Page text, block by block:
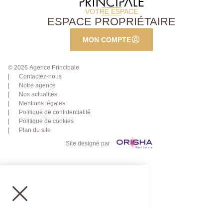
VOTRE ESPACE
ESPACE PROPRIÉTAIRE
MON COMPTE
© 2026 Agence Principale
Contactez-nous
Notre agence
Nos actualités
Mentions légales
Politique de confidentialité
Politique de cookies
Plan du site
Site designé par